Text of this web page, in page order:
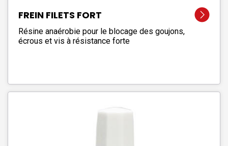
FREIN FILETS FORT
Résine anaérobie pour le blocage des goujons,
écrous et vis à résistance forte